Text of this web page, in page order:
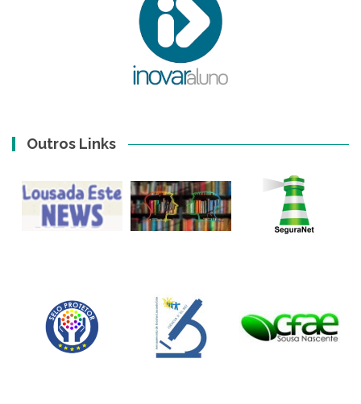
Outros Links